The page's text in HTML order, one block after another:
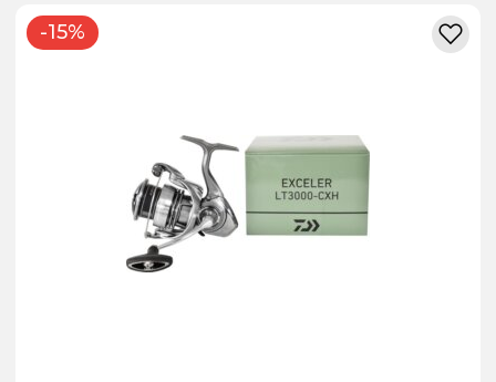
-15%